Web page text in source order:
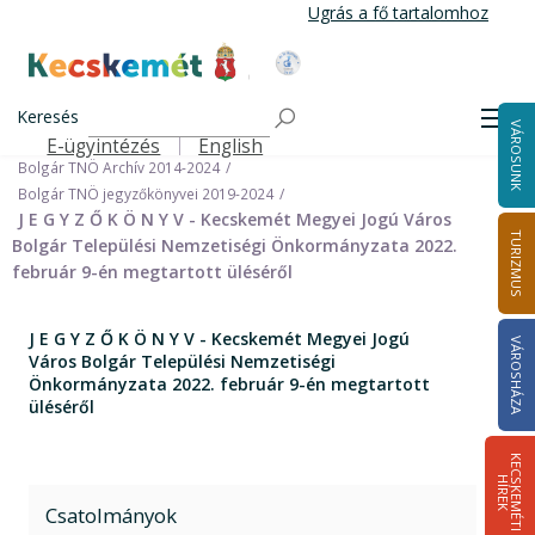
tartalomra
Ugrás a fő tartalomhoz
Kecskemét Város Honlapja
Keresés
Felső navigáció
E-ügyintézés English VÁROSUNK
TURIZMUS
VÁROSHÁZA
K
E
C
S
K
E
M
É
T
I
HÍ
R
E
K
Önkormányzat
Nemzetiségi Önkormányzatok
Bolgár Települési Nemzetiségi Önkormányzat
Bolgár TNÖ Archív 2014-2024
Bolgár TNÖ jegyzőkönyvei 2019-2024
J E G Y Z Ő K Ö N Y V - Kecskemét Megyei Jogú Város
Bolgár Települési Nemzetiségi Önkormányzata 2022.
február 9-én megtartott üléséről
J E G Y Z Ő K Ö N Y V - Kecskemét Megyei Jogú
Város Bolgár Települési Nemzetiségi
Önkormányzata 2022. február 9-én megtartott
üléséről
Csatolmányok